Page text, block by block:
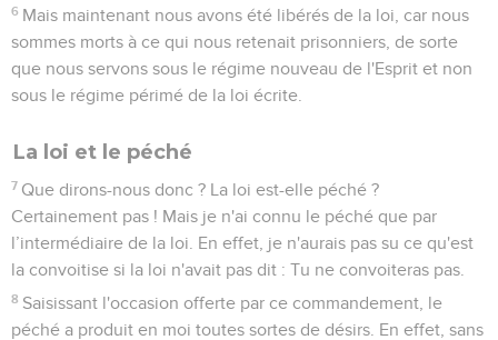
6 Mais maintenant nous avons été libérés de la loi, car nous
sommes morts à ce qui nous retenait prisonniers, de sorte
que nous servons sous le régime nouveau de l'Esprit et non
sous le régime périmé de la loi écrite.
La loi et le péché
7 Que dirons-nous donc ? La loi est-elle péché ?
Certainement pas ! Mais je n'ai connu le péché que par
l’intermédiaire de la loi. En effet, je n'aurais pas su ce qu'est
la convoitise si la loi n'avait pas dit : Tu ne convoiteras pas.
8 Saisissant l'occasion offerte par ce commandement, le
péché a produit en moi toutes sortes de désirs. En effet, sans